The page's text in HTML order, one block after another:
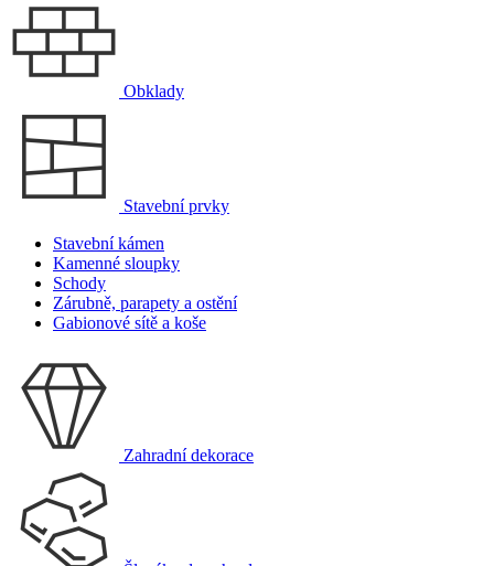
Obklady
Stavební prvky
Stavební kámen
Kamenné sloupky
Schody
Zárubně, parapety a ostění
Gabionové sítě a koše
Zahradní dekorace